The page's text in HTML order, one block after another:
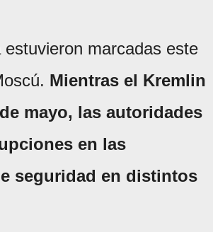
marcadas este
Mientras el Kremlin
mayo, las autoridades
en las
seguridad en distintos